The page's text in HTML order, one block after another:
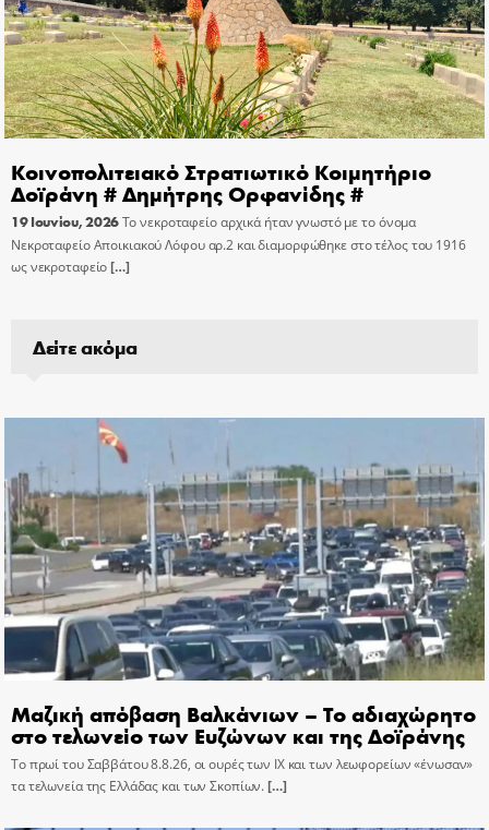
Κοινοπολιτειακό Στρατιωτικό Κοιμητήριο
Δοϊράνη # Δημήτρης Ορφανίδης #
19 Ιουνίου, 2026Το νεκροταφείο αρχικά ήταν γνωστό με το όνομα
Νεκροταφείο Αποικιακού Λόφου αρ.2 και διαμορφώθηκε στο τέλος του 1916
ως νεκροταφείο[…]
Δείτε ακόμα
Μαζική απόβαση Βαλκάνιων – Το αδιαχώρητο
στο τελωνείο των Ευζώνων και της Δοϊράνης
Το πρωί του Σαββάτου 8.8.26, οι ουρές των ΙΧ και των λεωφορείων «ένωσαν»
τα τελωνεία της Ελλάδας και των Σκοπίων.[…]